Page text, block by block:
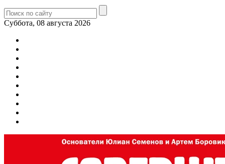
Суббота, 08 августа 2026